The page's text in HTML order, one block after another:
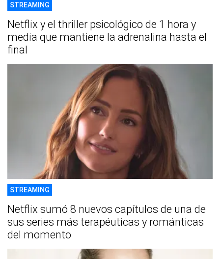
STREAMING
Netflix y el thriller psicológico de 1 hora y
media que mantiene la adrenalina hasta el
final
STREAMING
Netflix sumó 8 nuevos capítulos de una de
sus series más terapéuticas y románticas
del momento